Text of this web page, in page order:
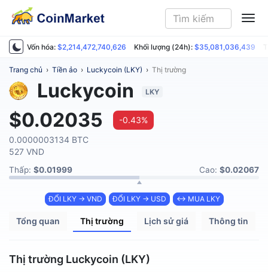
Vốn hóa: $2,214,472,740,626 Khối lượng (24h): $35,081,036,439
Trang chủ › Tiền ảo › Luckycoin (LKY) › Thị trường
Luckycoin LKY
$0.02035
-0.43%
0.0000003134 BTC
527 VND
Thấp: $0.01999 Cao: $0.02067
ĐỔI LKY → VND ĐỔI LKY → USD ↔ MUA LKY
Tổng quan Thị trường Lịch sử giá Thông tin
Thị trường Luckycoin (LKY)